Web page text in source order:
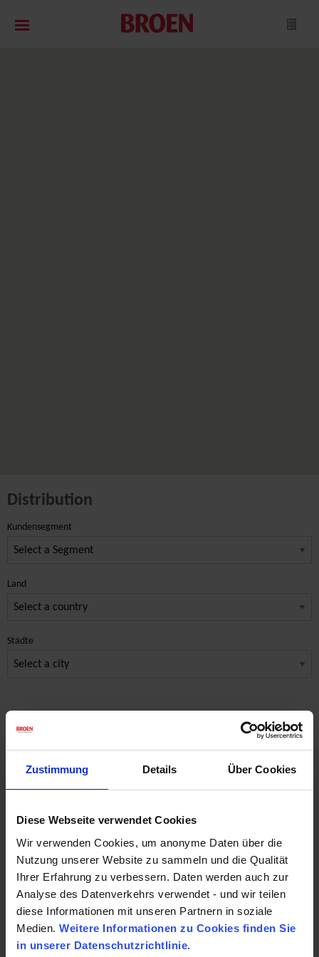
Zustimmung Details Über Cookies
Diese Webseite verwendet Cookies
Wir verwenden Cookies, um anonyme Daten über die
Nutzung unserer Website zu sammeln und die Qualität
Ihrer Erfahrung zu verbessern. Daten werden auch zur
Analyse des Datenverkehrs verwendet - und wir teilen
diese Informationen mit unseren Partnern in soziale
Medien. Weitere Informationen zu Cookies finden Sie
in unserer Datenschutzrichtlinie.
Distribution
Kundensegment
Land
Städte
Hess Metalle
Schweiz
Kundensegment Building Installations
8953 Dietlikon
Ansprechspartner:
Ferdinand Huser
Email :info@hessmetalle.ch
Website:www.hessmetalle.ch